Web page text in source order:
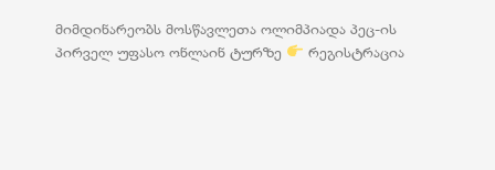
მიმდინარეობს მოსწავლეთა ოლიმპიადა პეც-ის
პირველ უფასო ონლაინ ტურზე
რეგისტრაცია